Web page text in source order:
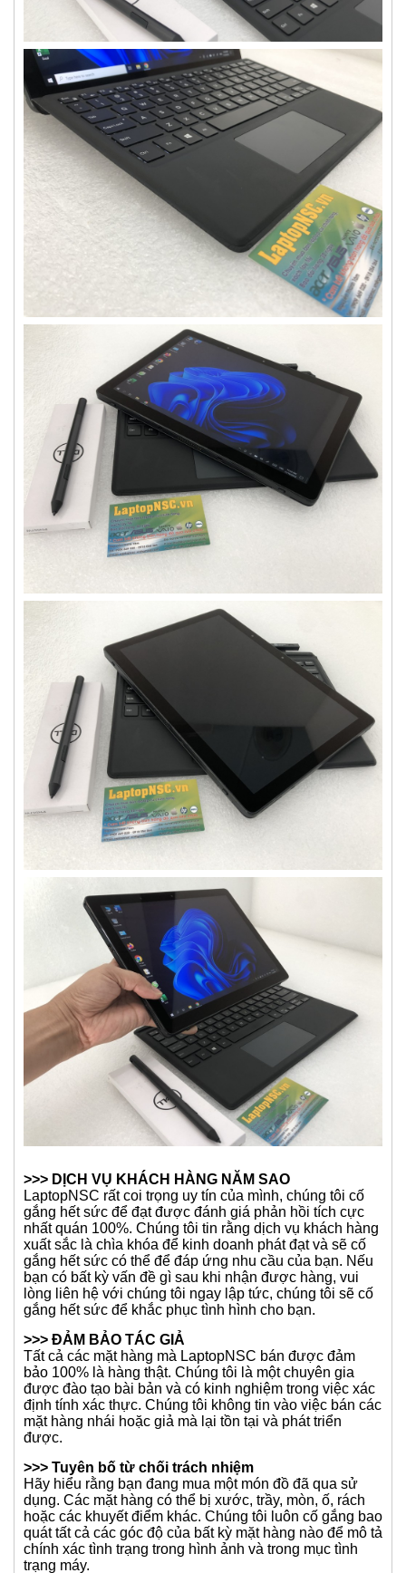
>>> DỊCH VỤ KHÁCH HÀNG NĂM SAO
LaptopNSC rất coi trọng uy tín của mình, chúng tôi cố
gắng hết sức để đạt được đánh giá phản hồi tích cực
nhất quán 100%. Chúng tôi tin rằng dịch vụ khách hàng
xuất sắc là chìa khóa để kinh doanh phát đạt và sẽ cố
gắng hết sức có thể để đáp ứng nhu cầu của bạn. Nếu
bạn có bất kỳ vấn đề gì sau khi nhận được hàng, vui
lòng liên hệ với chúng tôi ngay lập tức, chúng tôi sẽ cố
gắng hết sức để khắc phục tình hình cho bạn.
>>> ĐẢM BẢO TÁC GIẢ
Tất cả các mặt hàng mà LaptopNSC bán được đảm
bảo 100% là hàng thật. Chúng tôi là một chuyên gia
được đào tạo bài bản và có kinh nghiệm trong việc xác
định tính xác thực. Chúng tôi không tin vào việc bán các
mặt hàng nhái hoặc giả mà lại tồn tại và phát triển
được.
>>> Tuyên bố từ chối trách nhiệm
Hãy hiểu rằng bạn đang mua một món đồ đã qua sử
dụng. Các mặt hàng có thể bị xước, trầy, mòn, ố, rách
hoặc các khuyết điểm khác. Chúng tôi luôn cố gắng bao
quát tất cả các góc độ của bất kỳ mặt hàng nào để mô tả
chính xác tình trạng trong hình ảnh và trong mục tình
trạng máy.